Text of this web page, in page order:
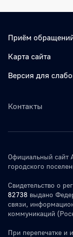
Приём
Карта сайта
Версия для
Контакты
Официальный сайт
городского
Свидетельство о
82738 выдано
связи,
коммуникаций
При перепечатке и